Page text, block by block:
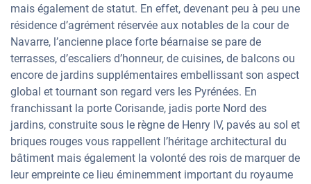
mais également de statut. En effet, devenant peu à peu une
résidence d’agrément réservée aux notables de la cour de
Navarre, l’ancienne place forte béarnaise se pare de
terrasses, d’escaliers d’honneur, de cuisines, de balcons ou
encore de jardins supplémentaires embellissant son aspect
global et tournant son regard vers les Pyrénées. En
franchissant la porte Corisande, jadis porte Nord des
jardins, construite sous le règne de Henry IV, pavés au sol et
briques rouges vous rappellent l’héritage architectural du
bâtiment mais également la volonté des rois de marquer de
leur empreinte ce lieu éminemment important du royaume